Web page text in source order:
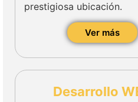
prestigiosa ubicación.
Ver más
Desarrollo